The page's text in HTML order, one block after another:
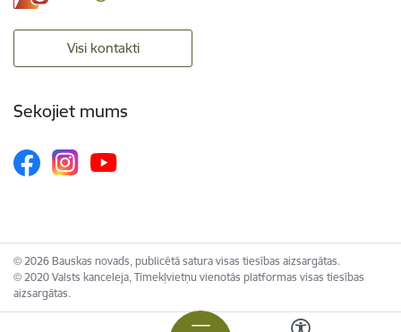
Visi kontakti
Sekojiet mums
© 2026 Bauskas novads, publicētā satura visas tiesības aizsargātas.
© 2020 Valsts kanceleja, Tīmekļvietņu vienotās platformas visas tiesības
aizsargātas.